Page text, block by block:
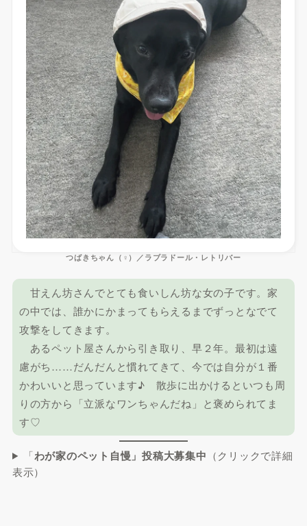
つばきちゃん（♀）／ラブラドール・レトリバー
甘えん坊さんでとても食いしん坊な女の子です。家
の中では、誰かにかまってもらえるまでずっとなでて
攻撃をしてきます。
あるペット屋さんから引き取り、早２年。最初は遠
慮がち……だんだんと慣れてきて、今では自分が１番
かわいいと思っています♪ 散歩に出かけるといつも周
りの方から「立派なワンちゃんだね」と褒められてま
す♡
「わが家のペット自慢」投稿大募集中 （クリックで詳細
表示）